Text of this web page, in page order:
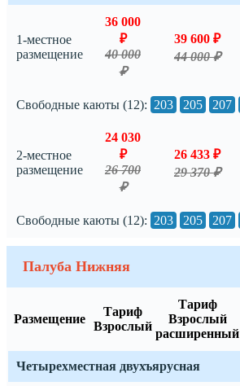
1-местное
размещение
36 000
₽
40 000
₽
39 600 ₽
44 000 ₽
Свободные каюты (12): 203 205 207
2-местное
размещение
24 030
₽
26 700
₽
26 433 ₽
29 370 ₽
Свободные каюты (12): 203 205 207
Палуба Нижняя
Размещение
Тариф
Взрослый
Тариф
Взрослый
расширенный
Четырехместная двухъярусная